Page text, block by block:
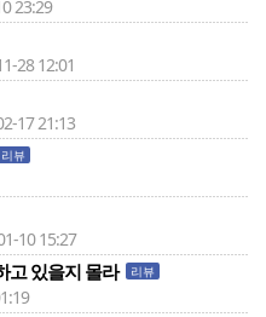
23:29
28 12:01
17 21:13
리뷰
10 15:27
고 있을지 몰라 리뷰